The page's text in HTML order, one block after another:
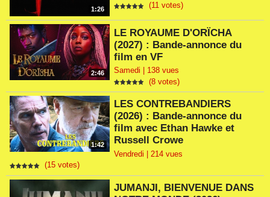
1:26
(11 votes)
2:46
LE ROYAUME D'ORÏCHA
(2027) : Bande-annonce du
film en VF
Samedi | 138 vues
(8 votes)
1:42
LES CONTREBANDIERS
(2026) : Bande-annonce du
film avec Ethan Hawke et
Russell Crowe
Vendredi | 214 vues
(15 votes)
JUMANJI, BIENVENUE DANS